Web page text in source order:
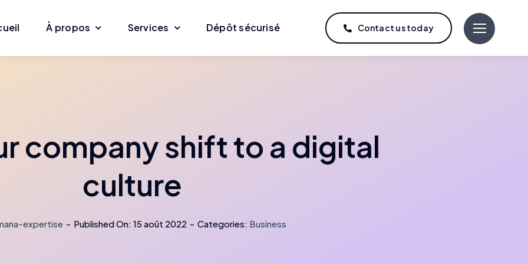
À propos Services Dépôt sécurisé Contact us today
company shift to a digital
culture
expertise - Published On: 15 août 2022 - Categories: Business